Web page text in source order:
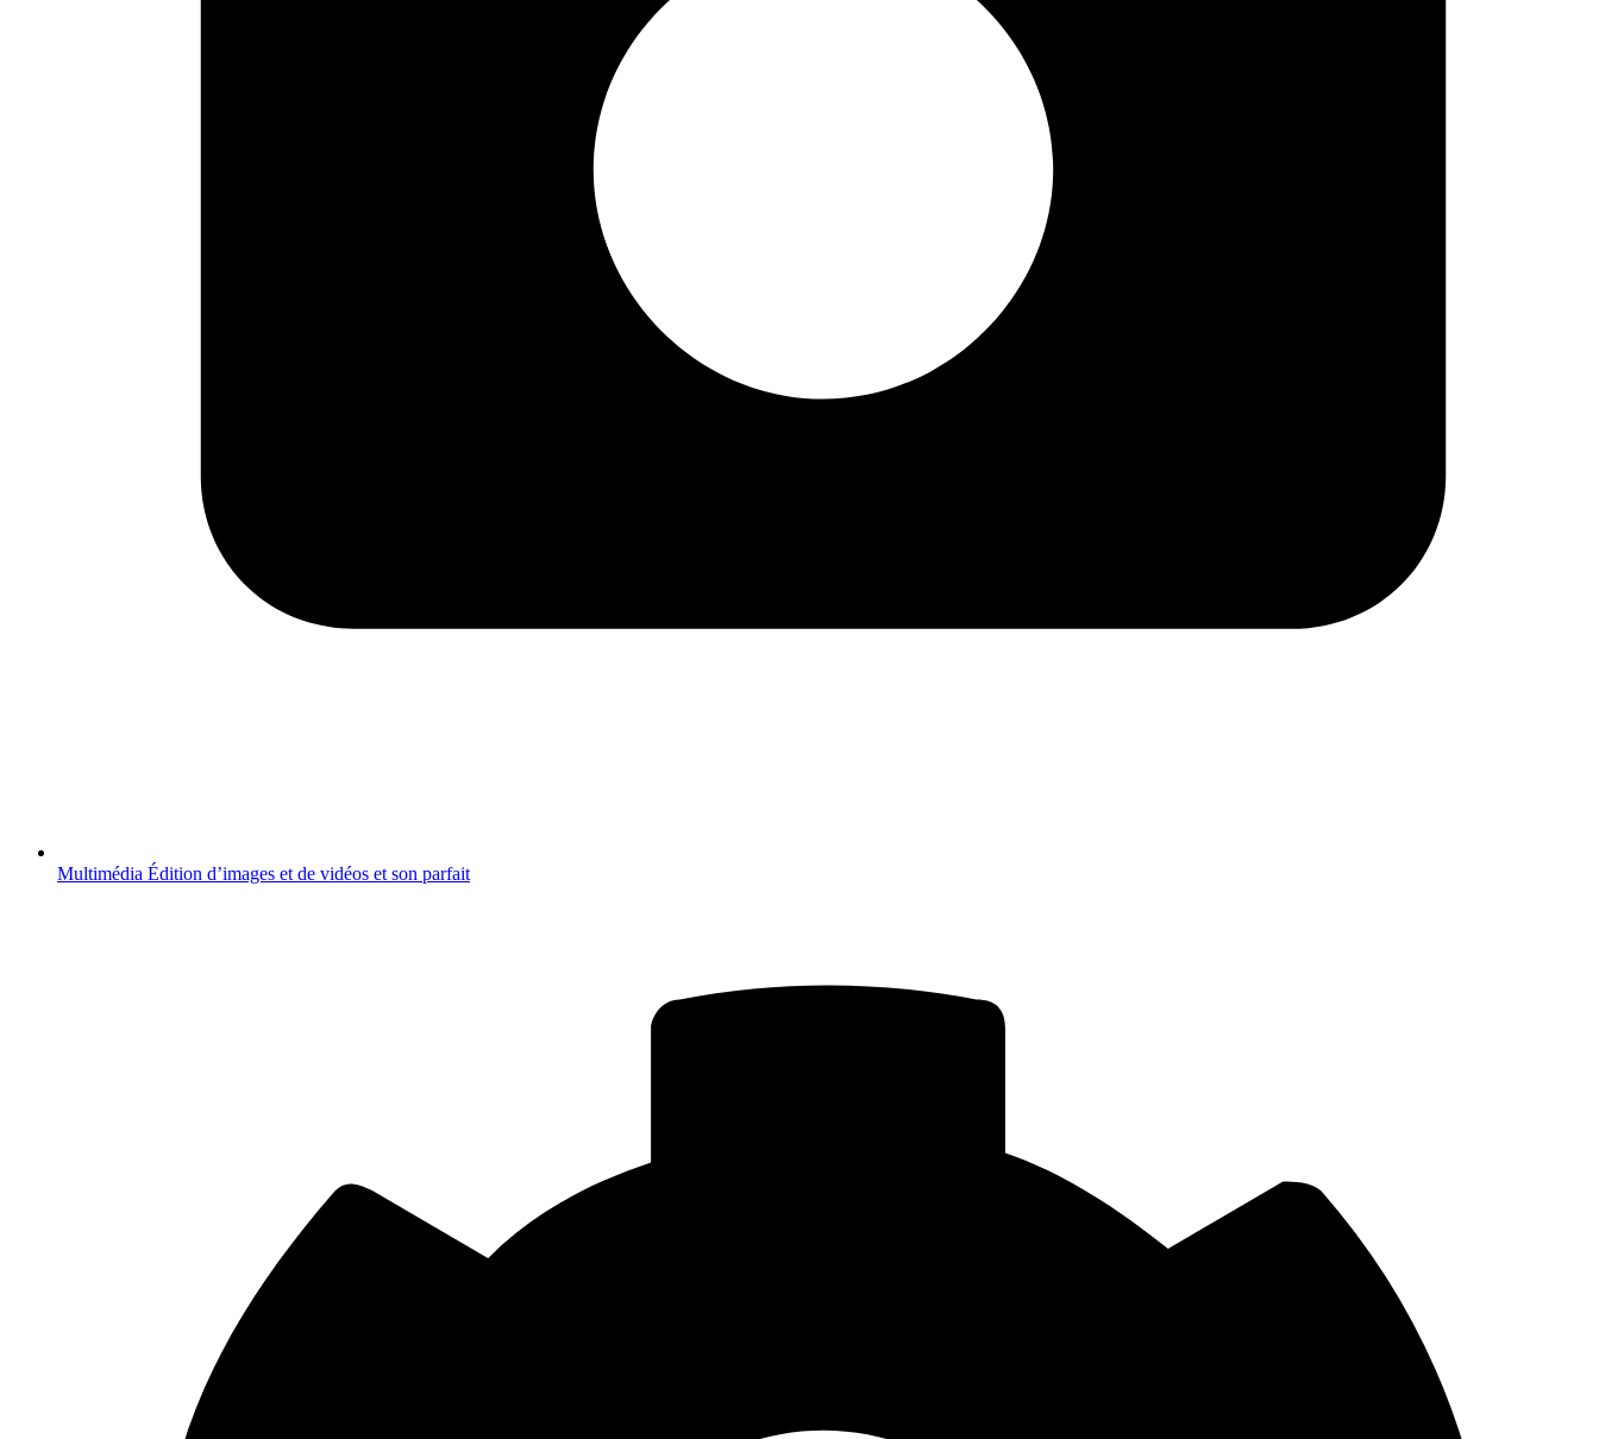
Multimédia Édition d’images et de vidéos et son parfait